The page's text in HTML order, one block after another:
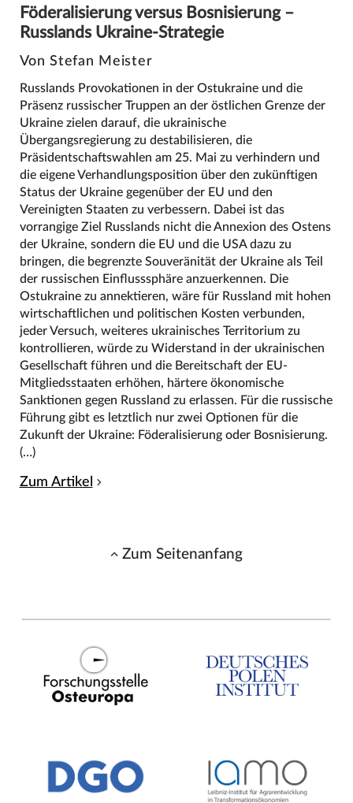
Föderalisierung versus Bosnisierung –
Russlands Ukraine-Strategie
Von Stefan Meister
Russlands Provokationen in der Ostukraine und die
Präsenz russischer Truppen an der östlichen Grenze der
Ukraine zielen darauf, die ukrainische
Übergangsregierung zu destabilisieren, die
Präsidentschaftswahlen am 25. Mai zu verhindern und
die eigene Verhandlungsposition über den zukünftigen
Status der Ukraine gegenüber der EU und den
Vereinigten Staaten zu verbessern. Dabei ist das
vorrangige Ziel Russlands nicht die Annexion des Ostens
der Ukraine, sondern die EU und die USA dazu zu
bringen, die begrenzte Souveränität der Ukraine als Teil
der russischen Einflusssphäre anzuerkennen. Die
Ostukraine zu annektieren, wäre für Russland mit hohen
wirtschaftlichen und politischen Kosten verbunden,
jeder Versuch, weiteres ukrainisches Territorium zu
kontrollieren, würde zu Widerstand in der ukrainischen
Gesellschaft führen und die Bereitschaft der EU-
Mitgliedsstaaten erhöhen, härtere ökonomische
Sanktionen gegen Russland zu erlassen. Für die russische
Führung gibt es letztlich nur zwei Optionen für die
Zukunft der Ukraine: Föderalisierung oder Bosnisierung.
(…)
Zum Artikel
Zum Seitenanfang